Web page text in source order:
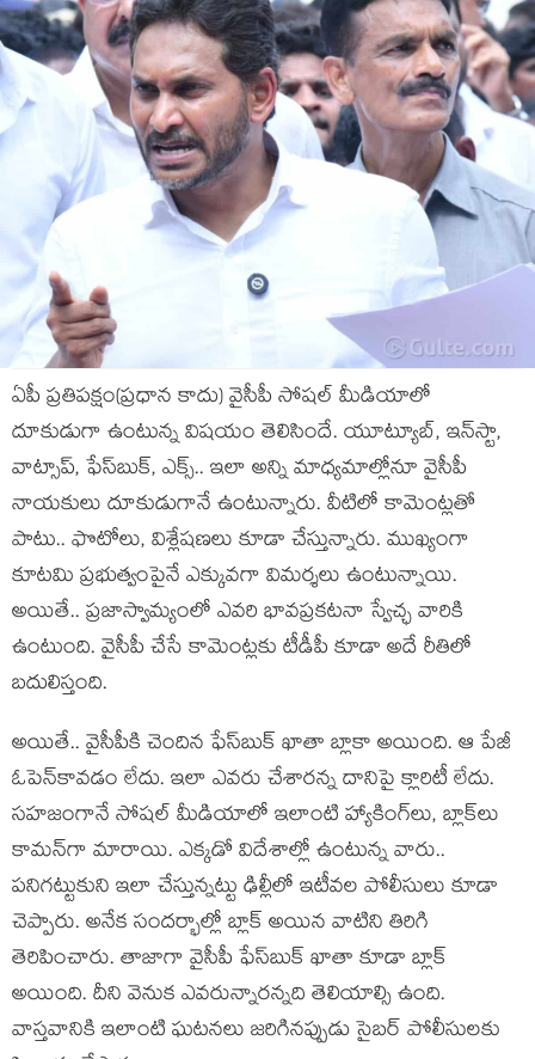
ఏపీ ప్ర‌తిప‌క్షం(ప్ర‌ధాన కాదు) వైసీపీ సోష‌ల్ మీడియాలో
దూకుడుగా ఉంటున్న విష‌యం తెలిసిందే. యూట్యూబ్‌, ఇన్‌స్టా,
వాట్సాప్‌, ఫేస్‌బుక్, ఎక్స్‌.. ఇలా అన్ని మాధ్య‌మాల్లోనూ వైసీపీ
నాయ‌కులు దూకుడుగానే ఉంటున్నారు. వీటిలో కామెంట్ల‌తో
పాటు.. ఫొటోలు, విశ్లేష‌ణ‌లు కూడా చేస్తున్నారు. ముఖ్యంగా
కూట‌మి ప్ర‌భుత్వంపైనే ఎక్కువ‌గా విమర్శ‌లు ఉంటున్నాయి.
అయితే.. ప్ర‌జాస్వామ్యంలో ఎవ‌రి భావ‌ప్ర‌క‌టనా స్వేచ్ఛ వారికి
ఉంటుంది. వైసీపీ చేసే కామెంట్ల‌కు టీడీపీ కూడా అదే రీతిలో
బ‌దులిస్తంది.
అయితే.. వైసీపీకి చెందిన ఫేస్‌బుక్ ఖాతా బ్లాకా అయింది. ఆ పేజీ
ఓపెన్‌కావ‌డం లేదు. ఇలా ఎవ‌రు చేశార‌న్న దానిపై క్లారిటీ లేదు.
స‌హ‌జంగానే సోష‌ల్ మీడియాలో ఇలాంటి హ్యాకింగ్‌లు, బ్లాక్‌లు
కామ‌న్‌గా మారాయి. ఎక్క‌డో విదేశాల్లో ఉంటున్న వారు..
ప‌నిగ‌ట్టుకుని ఇలా చేస్తున్న‌ట్టు ఢిల్లీలో ఇటీవ‌ల పోలీసులు కూడా
చెప్పారు. అనేక సంద‌ర్భాల్లో బ్లాక్ అయిన వాటిని తిరిగి
తెరిపించారు. తాజాగా వైసీపీ ఫేస్‌బుక్ ఖాతా కూడా బ్లాక్
అయింది. దీని వెనుక ఎవ‌రున్నార‌న్న‌ది తెలియాల్సి ఉంది.
వాస్త‌వానికి ఇలాంటి ఘ‌ట‌న‌లు జ‌రిగిన‌ప్పుడు సైబ‌ర్ పోలీసుల‌కు